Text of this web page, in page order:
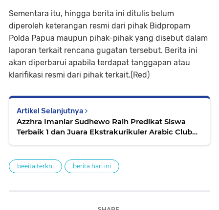
Sementara itu, hingga berita ini ditulis belum
diperoleh keterangan resmi dari pihak Bidpropam
Polda Papua maupun pihak-pihak yang disebut dalam
laporan terkait rencana gugatan tersebut. Berita ini
akan diperbarui apabila terdapat tanggapan atau
klarifikasi resmi dari pihak terkait.(Red)
Artikel Selanjutnya
Azzhra Imaniar Sudhewo Raih Predikat Siswa
Terbaik 1 dan Juara Ekstrakurikuler Arabic Club
beeita terkni berita hari ini